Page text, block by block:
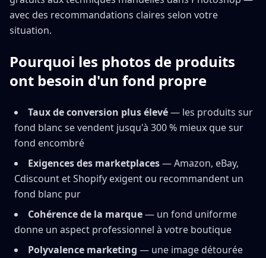
avec des recommandations claires selon votre
situation.
Pourquoi les photos de produits
ont besoin d'un fond propre
Taux de conversion plus élevé— les produits sur
fond blanc se vendent jusqu'à 300 % mieux que sur
fond encombré
Exigences des marketplaces— Amazon, eBay,
Cdiscount et Shopify exigent ou recommandent un
fond blanc pur
Cohérence de la marque— un fond uniforme
donne un aspect professionnel à votre boutique
Polyvalence marketing — une image détourée